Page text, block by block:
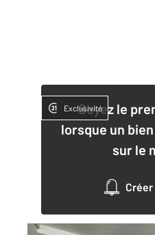
Soyez le
lorsque un
sur le
Exclusivité